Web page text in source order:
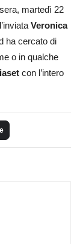
martedì 22
Veronica
ha cercato di
o in qualche
con l’intero